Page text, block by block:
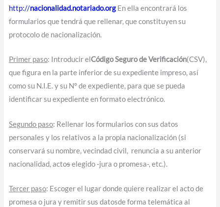
http://nacionalidad.notariado.orgEn ella encontrará los
formularios que tendrá que rellenar, que constituyen su
protocolo de nacionalización.
Primer paso: Introducir el Código Seguro de Verificación(CSV),
que figura en la parte inferior de su expediente impreso, así
como su N.I.E. y su Nº de expediente, para que se pueda
identificar su expediente en formato electrónico.
Segundo paso: Rellenar los formularios con sus datos
personales y los relativos a la propia nacionalización (si
conservará su nombre, vecindad civil, renuncia a su anterior
nacionalidad, actoselegido -jura o promesa-, etc.).
Tercer paso: Escoger el lugar donde quiere realizar el acto de
promesa o jura y remitir sus datosde forma telemática al